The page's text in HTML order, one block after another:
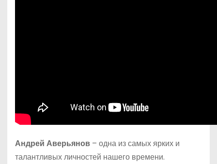
Андрей Аверьянов – одна из самых ярких и
талантливых личностей нашего времени.